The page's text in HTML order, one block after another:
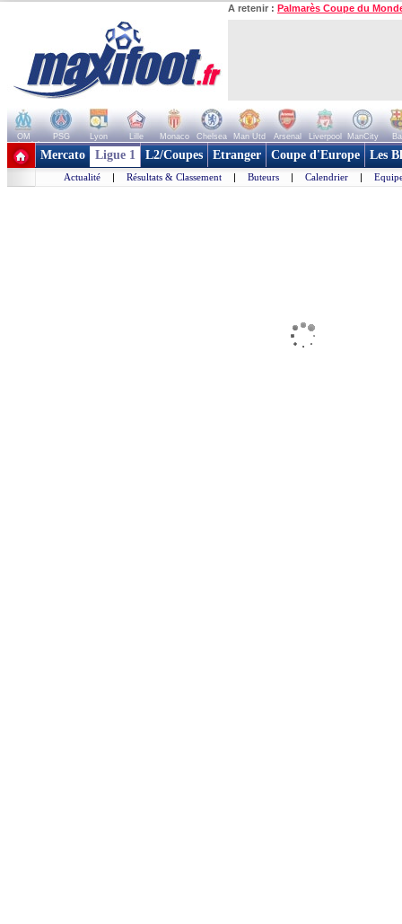
A retenir : Palmarès Coupe du
OM PSG Lyon Lille Monaco Chelsea Man Utd Arsenal Liverpool ManCity
+ de clubs
Mercato Ligue 1 L2/Coupes Etranger Coupe d'Europe Les
Actualité | Résultats & Classement | Buteurs | Calendrier |